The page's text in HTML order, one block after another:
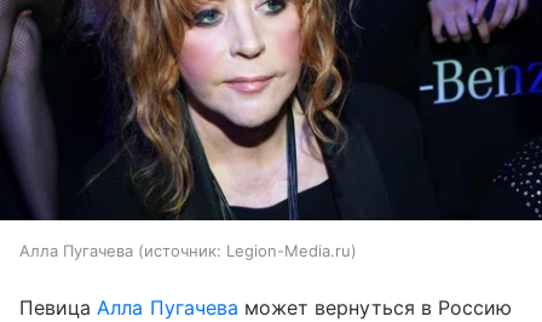
Алла Пугачева источник: Legion-Media.ru
ПевицаАлла Пугачева может вернуться в Россию